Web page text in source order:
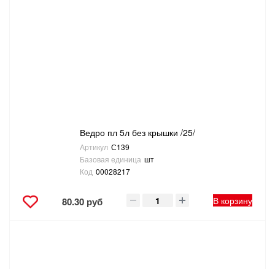
Ведро пл 5л без крышки /25/
Артикул С139
Базовая единица шт
Код 00028217
80.30 руб В корзину